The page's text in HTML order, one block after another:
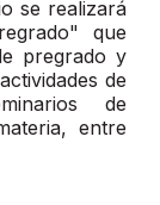
se realizará
que
pregrado y
de
de
entre